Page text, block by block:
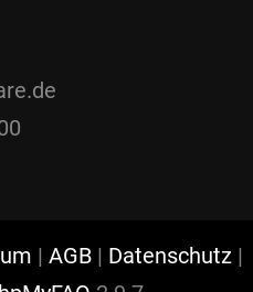
| AGB | Datenschutz|